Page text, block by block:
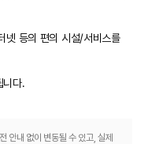
넷 등의 편의 시설/서비스를
니다.
안내 없이 변동될 수 있고, 실제